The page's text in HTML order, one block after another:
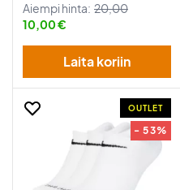
Aiempi hinta: 20,00
10,00 €
Laita koriin
OUTLET
- 53%